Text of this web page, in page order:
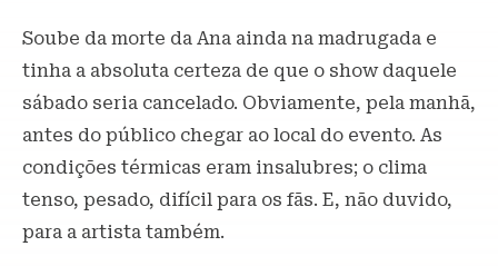
Soube da morte da Ana ainda na madrugada e
tinha a absoluta certeza de que o show daquele
sábado seria cancelado. Obviamente, pela manhã,
antes do público chegar ao local do evento. As
condições térmicas eram insalubres; o clima
tenso, pesado, difícil para os fãs. E, não duvido,
para a artista também.